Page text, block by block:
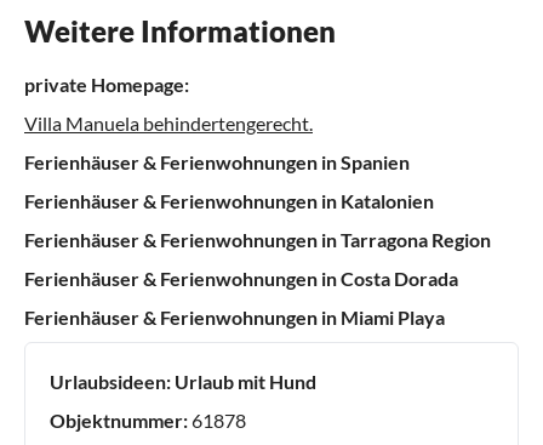
Weitere Informationen
private Homepage:
Villa Manuela behindertengerecht.
Ferienhäuser & Ferienwohnungen in Spanien
Ferienhäuser & Ferienwohnungen in Katalonien
Ferienhäuser & Ferienwohnungen in Tarragona Region
Ferienhäuser & Ferienwohnungen in Costa Dorada
Ferienhäuser & Ferienwohnungen in Miami Playa
Urlaubsideen: Urlaub mit Hund
Objektnummer:61878